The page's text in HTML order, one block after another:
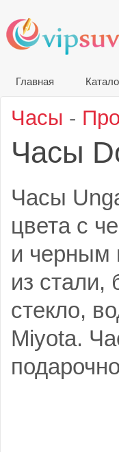
Главная
Часы -
Часы
Часы
цвета с
и черным
из
стекло,
Miyota.